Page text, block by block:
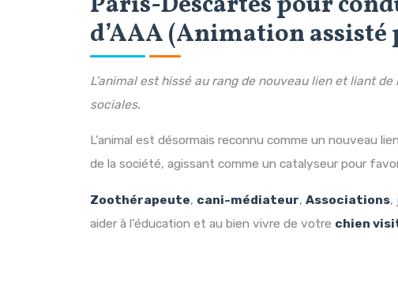
d’AAA (Animation assisté
L’animal est hissé au rang de nouveau lien et liant de
sociales.
L’animal est désormais reconnu comme un nouveau
de la société, agissant comme un catalyseur pour
Zoothérapeute, cani-médiateur, Associations,
aider à l’éducation et au bien vivre de votre chien